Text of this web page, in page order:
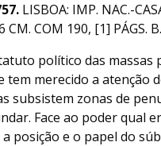
LISBOA: IMP. NAC.-
CM. COM 190, [1] PÁGS. B.
político das massas
tem merecido a atenção
subsistem zonas de
Face ao poder qual
posição e o papel do